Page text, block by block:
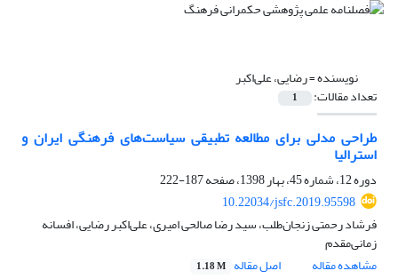
نویسنده =رضایی، علی‌اکبر
تعداد مقالات: 1
طراحی مدلی برای مطالعه تطبیقی سیاست‌های فرهنگی ایران و
استرالیا
دوره 12، شماره 45، بهار 1398، صفحه
187-222
10.22034/jsfc.2019.95598
فرشاد رحمتی زنجان‌طلب، سید رضا صالحی امیری، علی‌اکبر رضایی، افسانه
زمانی‌مقدم
مشاهده مقاله
اصل مقاله 1.18 M